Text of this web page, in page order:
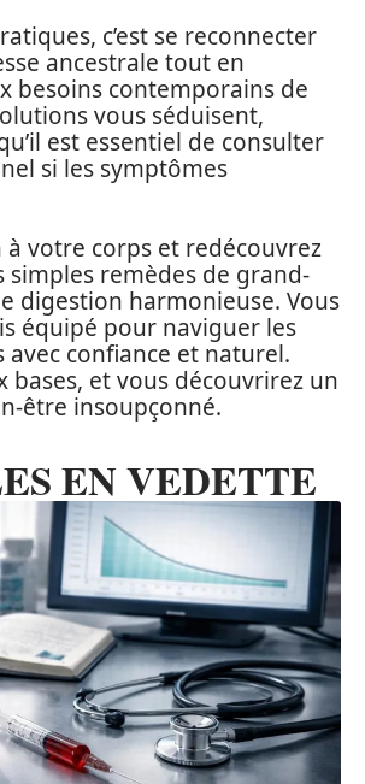
c’est se reconnecter
ancestrale tout en
besoins contemporains de
vous séduisent,
est essentiel de consulter
si les symptômes
à votre corps et redécouvrez
simples remèdes de grand-
digestion harmonieuse. Vous
équipé pour naviguer les
avec confiance et naturel.
bases, et vous découvrirez un
être insoupçonné.
EN VEDETTE